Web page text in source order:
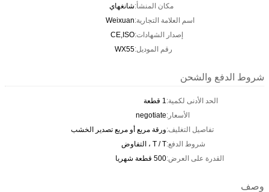
مكان المنشأ:شانغهاي
اسم العلامة التجارية:Weixuan
إصدار الشهادات:CE,ISO
رقم الموديل:WX55
شروط الدفع والشحن
الحد الأدنى لكمية:1 قطعة
الأسعار:negotiate
تفاصيل التغليف:ورقة مربع أو مربع تصدير الخشب
شروط الدفع:T / T ، التفاوض
القدرة على العرض:500 قطعة شهريا
وصف